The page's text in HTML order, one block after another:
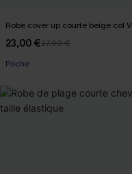
Robe cover up courte beige col V
23,00 €27,00 €
Poche